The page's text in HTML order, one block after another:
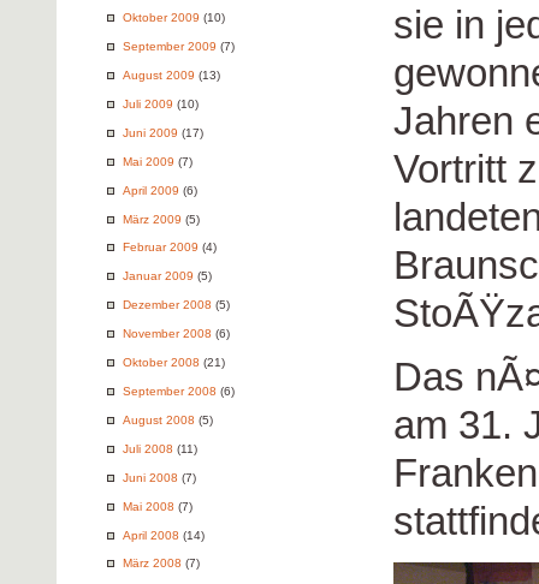
Oktober 2009 (10)
September 2009 (7)
August 2009 (13)
Juli 2009 (10)
Juni 2009 (17)
Mai 2009 (7)
April 2009 (6)
März 2009 (5)
Februar 2009 (4)
Januar 2009 (5)
Dezember 2008 (5)
November 2008 (6)
Oktober 2008 (21)
September 2008 (6)
August 2008 (5)
Juli 2008 (11)
Juni 2008 (7)
Mai 2008 (7)
April 2008 (14)
März 2008 (7)
sie in
Jahren
Vortritt
Das
am 31.